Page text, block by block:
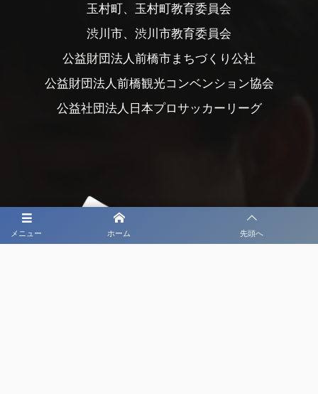
メニュー ホーム 先頭へ
玉村町、玉村町教育委員会
渋川市、渋川市教育委員会
公益財団法人前橋市まちづくり公社
公益財団法人前橋観光コンベンション協会
公益社団法人日本プロサッカーリーグ